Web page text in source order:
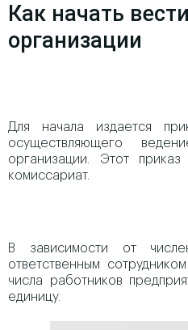
Как начать
организации
Для начала издается
осуществляющего
организации. Этот
комиссариат.
В зависимости от
ответственным
числа работников
единицу.